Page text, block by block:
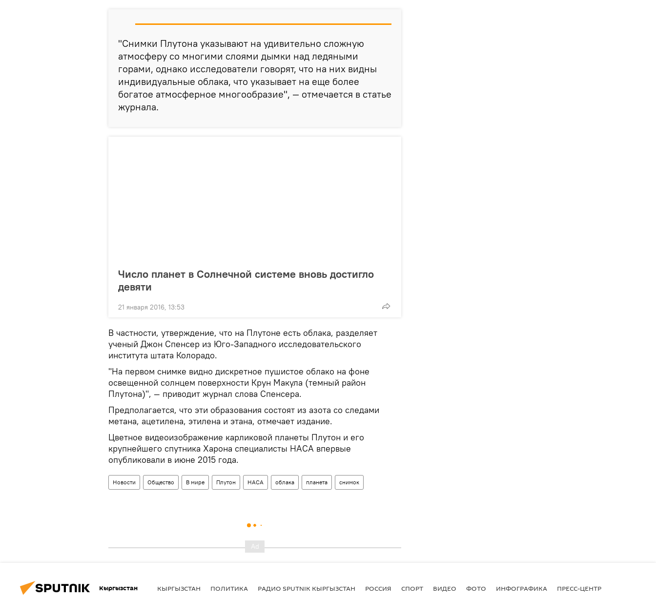
"Снимки Плутона указывают на удивительно сложную
атмосферу со многими слоями дымки над ледяными
горами, однако исследователи говорят, что на них видны
индивидуальные облака, что указывает на еще более
богатое атмосферное многообразие", — отмечается в статье
журнала.
Число планет в Солнечной системе вновь достигло
девяти
21 января 2016, 13:53
В частности, утверждение, что на Плутоне есть облака, разделяет
ученый Джон Спенсер из Юго-Западного исследовательского
института штата Колорадо.
"На первом снимке видно дискретное пушистое облако на фоне
освещенной солнцем поверхности Крун Макула (темный район
Плутона)", — приводит журнал слова Спенсера.
Предполагается, что эти образования состоят из азота со следами
метана, ацетилена, этилена и этана, отмечает издание.
Цветное видеоизображение карликовой планеты Плутон и его
крупнейшего спутника Харона специалисты НАСА впервые
опубликовали в июне 2015 года.
Новости Общество В мире Плутон НАСА облака планета снимок
Кыргызстан КЫРГЫЗСТАН ПОЛИТИКА РАДИО SPUTNIK КЫРГЫЗСТАН РОССИЯ СПОРТ ВИДЕО ФОТО ИНФОГРАФИКА ПРЕСС-ЦЕНТР